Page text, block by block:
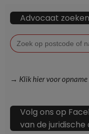
Advocaat zoeken
Zoek
naar:
→ Klik hier voor
Volg ons op
van de